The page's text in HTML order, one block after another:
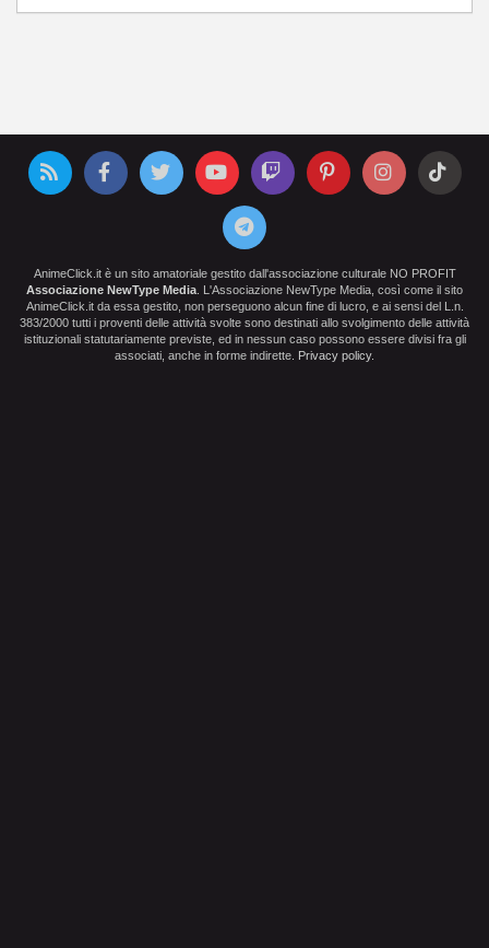
AnimeClick.it è un sito amatoriale gestito dall'associazione culturale NO PROFIT
Associazione NewType Media . L'Associazione NewType Media, così come il sito
AnimeClick.it da essa gestito, non perseguono alcun fine di lucro, e ai sensi del L.n.
383/2000 tutti i proventi delle attività svolte sono destinati allo svolgimento delle attività
istituzionali statutariamente previste, ed in nessun caso possono essere divisi fra gli
associati, anche in forme indirette. Privacy policy.